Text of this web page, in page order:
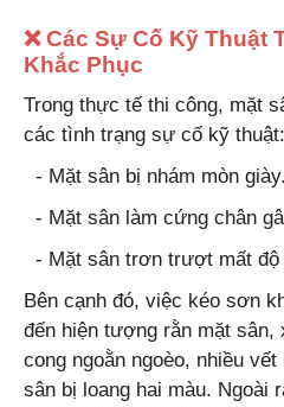
❌ Các Sự Cố Kỹ Thuật
Khắc Phục
Trong thực tế thi công, mặt
các tình trạng sự cố kỹ thuật:
- Mặt sân bị nhám mòn giày.
- Mặt sân làm cứng chân
- Mặt sân trơn trượt mất độ
Bên cạnh đó, việc kéo sơn
đến hiện tượng rằn mặt
cong ngoằn ngoèo, nhiều
sân bị loang hai màu. Ngoài